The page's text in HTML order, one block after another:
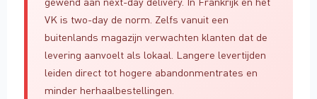
VK is two-day de norm. Zelfs vanuit een
buitenlands magazijn verwachten klanten dat de
levering aanvoelt als lokaal. Langere levertijden
leiden direct tot hogere abandonmentrates en
minder herhaalbestellingen.